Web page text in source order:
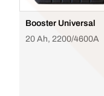
Booster Universal
20 Ah, 2200/4600A